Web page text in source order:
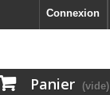
Connexion
Panier (vide)